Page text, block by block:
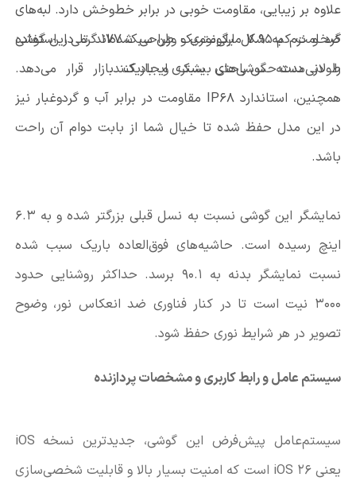
علاوه بر زیبایی، مقاومت خوبی در برابر خط‌وخش دارد. لبه‌های
گرد و نرم به شکل ارگونومیک طراحی شده‌اند تا در استفاده
طولانی‌مدت حس راحتی بیشتری ایجاد کنند.
ضخامت کم 7.95 میلی‌متری و وزن سبک 177 گرمی این گوشی
را در دسته گوشی‌های سبک و باریک بازار قرار می‌دهد.
همچنین، استانداردIP68 مقاومت در برابر آب و گردوغبار نیز
در این مدل حفظ شده تا خیال شما از بابت دوام آن راحت
باشد.
نمایشگر این گوشی نسبت به نسل قبلی بزرگتر شده و به 6.3
اینچ رسیده است. حاشیه‌های فوق‌العاده باریک سبب شده
نسبت نمایشگر بدنه به 90.1 برسد. حداکثر روشنایی حدود
3000 نیت است تا در کنار فناوری ضد انعکاس نور، وضوح
تصویر در هر شرایط نوری حفظ شود.
سیستم عامل و رابط کاربری و مشخصات پردازنده
سیستم‌عامل پیش‌فرض این گوشی، جدیدترین نسخه iOS
یعنیiOS 26 است که امنیت بسیار بالا و قابلیت شخصی‌سازی